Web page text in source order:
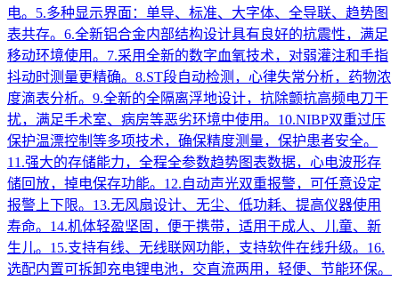
电。5.多种显示界面：单导、标准、大字体、全导联、趋势图
表共存。6.全新铝合金内部结构设计具有良好的抗震性，满足
移动环境使用。7.采用全新的数字血氧技术，对弱灌注和手指
抖动时测量更精确。8.ST段自动检测，心律失常分析，药物浓
度滴表分析。9.全新的全隔离浮地设计，抗除颤抗高频电刀干
扰，满足手术室、病房等恶劣环境中使用。10.NIBP双重过压
保护温漂控制等多项技术，确保精度测量，保护患者安全。
11.强大的存储能力，全程全参数趋势图表数据，心电波形存
储回放，掉电保存功能。12.自动声光双重报警，可任意设定
报警上下限。13.无风扇设计、无尘、低功耗、提高仪器使用
寿命。14.机体轻盈坚固，便于携带，适用于成人、儿童、新
生儿。15.支持有线、无线联网功能，支持软件在线升级。16.
选配内置可拆卸充电锂电池，交直流两用，轻便、节能环保。